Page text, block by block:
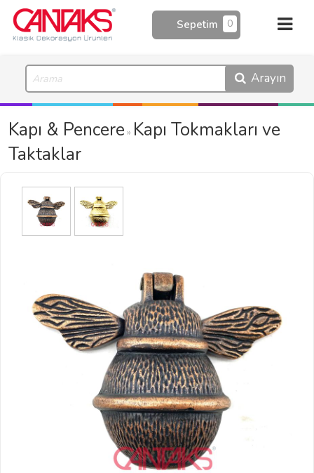
0
Sepetim
Arayın
Kapı & Pencere » Kapı Tokmakları ve
Taktaklar